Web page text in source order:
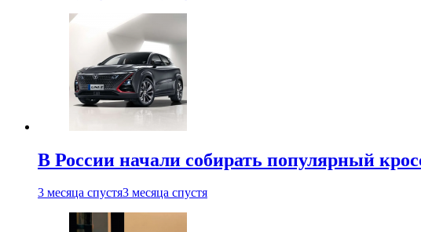
В России начали собирать популярный
3 месяца спустя3 месяца спустя